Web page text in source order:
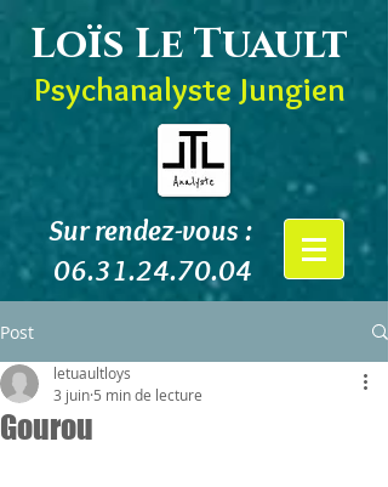
Loïs Le Tuault
Psychanalyste Jungien
Sur rendez-vous :
06.31.24.70.04
Post
Gourou
letuaultloys
3 juin 5 min de lecture